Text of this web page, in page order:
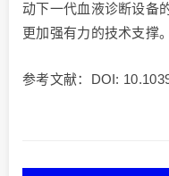
动下一代血液诊断设备
更加强有力的技术支撑。
参考文献：DOI: